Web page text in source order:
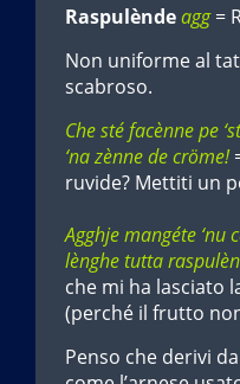
Raspulèndeagg=
Non uniforme al
scabroso.
Che sté facènne pe
‘na zènne de cröme!
ruvide? Mettiti un
Agghje mangéte ‘nu
lènghe tutta
che mi ha lasciato
(perché il frutto
Penso che derivi